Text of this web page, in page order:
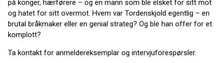
på konger, hærførere – og en mann som ble elsket for sitt mot
og hatet for sitt overmot. Hvem var Tordenskjold egentlig – en
brutal bråkmaker eller en genial strateg? Og ble han offer for et
komplott?
Ta kontakt for anmeldereksemplar og intervjuforespørsler.